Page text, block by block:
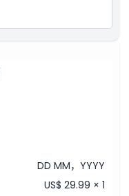
DD MM，YYYY
US$ 29.99 × 1